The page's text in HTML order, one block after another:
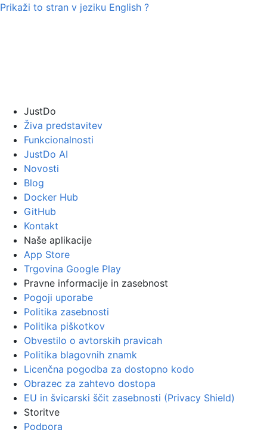
Prikaži to stran v jeziku English ?
JustDo
Živa predstavitev
Funkcionalnosti
JustDo AI
Novosti
Blog
Docker Hub
GitHub
Kontakt
Naše aplikacije
App Store
Trgovina Google Play
Pravne informacije in zasebnost
Pogoji uporabe
Politika zasebnosti
Politika piškotkov
Obvestilo o avtorskih pravicah
Politika blagovnih znamk
Licenčna pogodba za dostopno kodo
Obrazec za zahtevo dostopa
EU in švicarski ščit zasebnosti (Privacy Shield)
Storitve
Podpora